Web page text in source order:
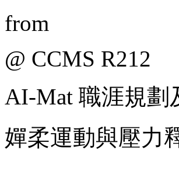
from
@ CCMS R212
AI-Mat 職涯規劃
嬋柔運動與壓力